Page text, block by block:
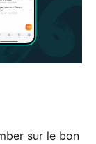
sur le bon